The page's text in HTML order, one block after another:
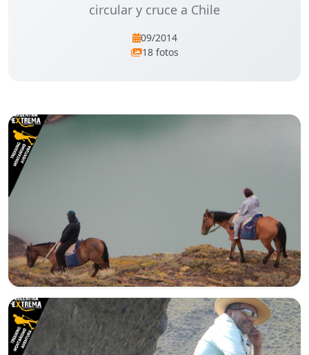
circular y cruce a Chile
09/2014
18 fotos